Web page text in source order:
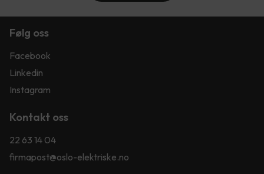
Følg oss
Facebook
Linkedin
Instagram
Kontakt oss
22 63 14 04
firmapost@oslo-elektriske.no